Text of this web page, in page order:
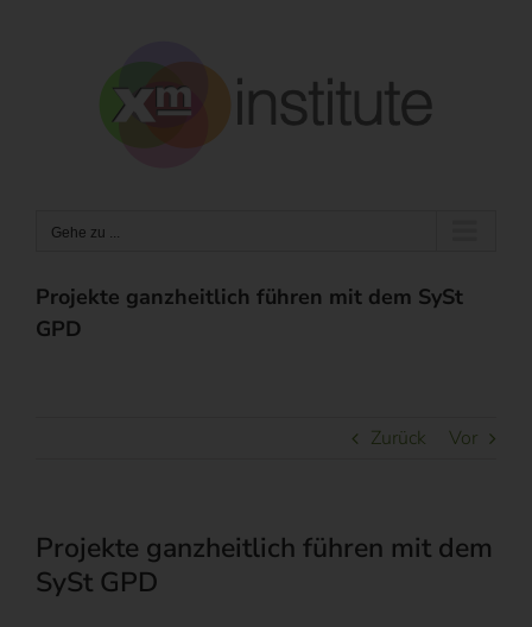
Gehe zu ...
Projekte ganzheitlich führen mit dem SySt
GPD
Zurück Vor
Projekte ganzheitlich führen mit dem
SySt GPD